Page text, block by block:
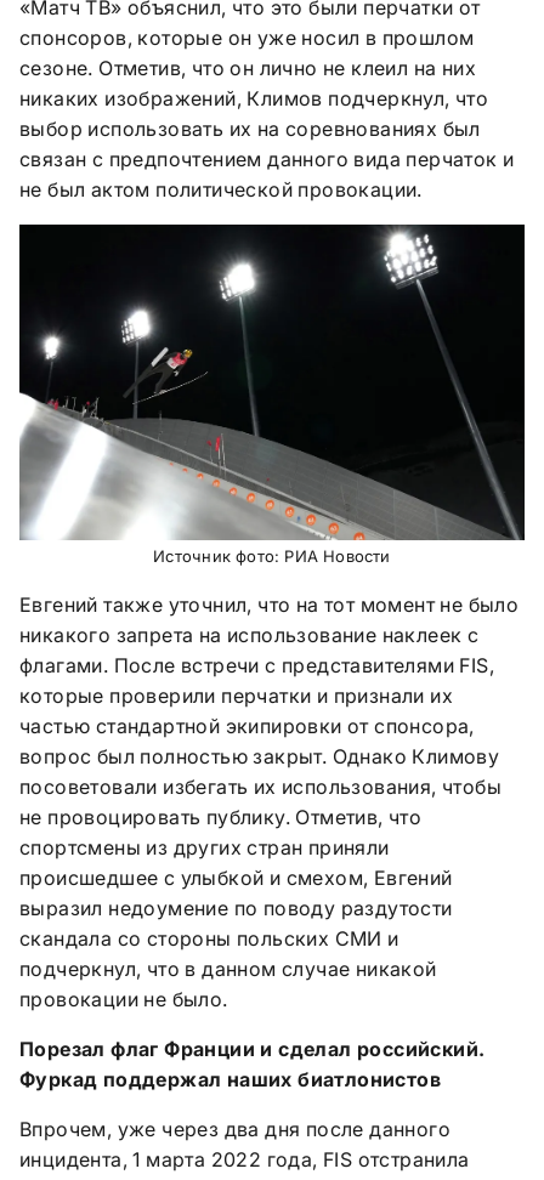
«Матч ТВ» объяснил, что это были перчатки от
спонсоров, которые он уже носил в прошлом
сезоне. Отметив, что он лично не клеил на них
никаких изображений, Климов подчеркнул, что
выбор использовать их на соревнованиях был
связан с предпочтением данного вида перчаток и
не был актом политической провокации.
Источник фото: РИА Новости
Евгений также уточнил, что на тот момент не было
никакого запрета на использование наклеек с
флагами. После встречи с представителями FIS,
которые проверили перчатки и признали их
частью стандартной экипировки от спонсора,
вопрос был полностью закрыт. Однако Климову
посоветовали избегать их использования, чтобы
не провоцировать публику. Отметив, что
спортсмены из других стран приняли
происшедшее с улыбкой и смехом, Евгений
выразил недоумение по поводу раздутости
скандала со стороны польских СМИ и
подчеркнул, что в данном случае никакой
провокации не было.
Порезал флаг Франции и сделал российский.
Фуркад поддержал наших биатлонистов
Впрочем, уже через два дня после данного
инцидента, 1 марта 2022 года, FIS отстранила